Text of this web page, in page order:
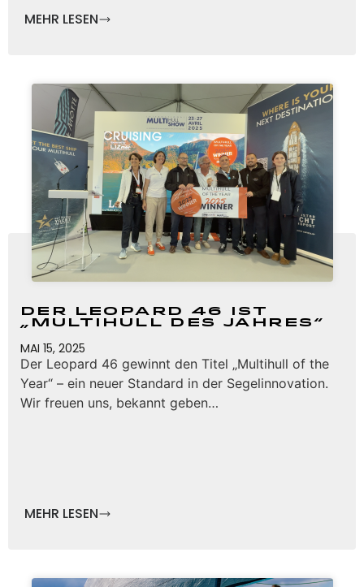
MEHR LESEN
Der Leopard 46 ist
„Multihull des Jahres“
MAI 15, 2025
Der Leopard 46 gewinnt den Titel „Multihull of the
Year“ – ein neuer Standard in der Segelinnovation.
Wir freuen uns, bekannt geben…
MEHR LESEN